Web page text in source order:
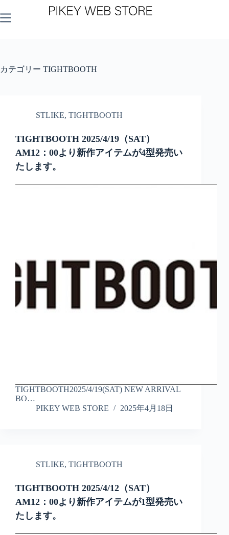
ン
ス
カテゴリー TIGHTBOOTH
STLIKE, TIGHTBOOTH
TIGHTBOOTH 2025/4/19（SAT）
AM12：00より新作アイテムが4型発売い
たします。
TIGHTBOOTH2025/4/19(SAT) NEW ARRIVAL
BO…
PIKEY WEB STORE
2025年4月18日
STLIKE, TIGHTBOOTH
TIGHTBOOTH 2025/4/12（SAT）
AM12：00より新作アイテムが1型発売い
たします。